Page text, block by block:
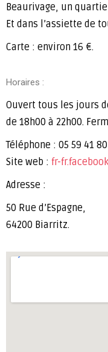
Beaurivage, un
Et dans l’assiette de
Carte : environ 16 €.
Horaires :
Ouvert tous les jours
de 18h00 à 22h00.
Téléphone : 05 59 41
Site web : fr-
Adresse :
50 Rue d’Espagne,
64200 Biarritz.